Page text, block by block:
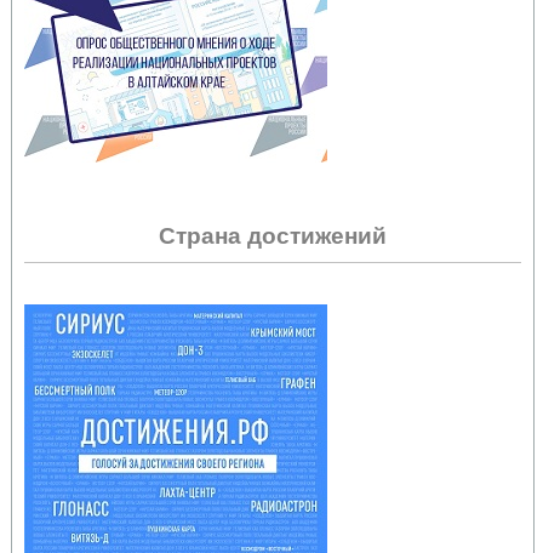
Страна достижений